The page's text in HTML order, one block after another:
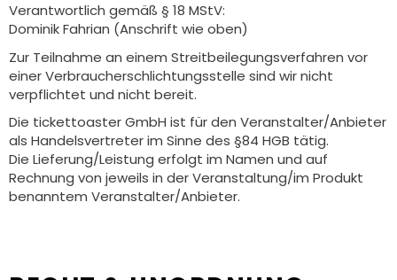
Verantwortlich gemäß § 18 MStV:
Dominik Fahrian (Anschrift wie oben)
Zur Teilnahme an einem Streitbeilegungsverfahren vor
einer Verbraucherschlichtungsstelle sind wir nicht
verpflichtet und nicht bereit.
Die tickettoaster GmbH ist für den Veranstalter/Anbieter
als Handelsvertreter im Sinne des §84 HGB tätig.
Die Lieferung/Leistung erfolgt im Namen und auf
Rechnung von jeweils in der Veranstaltung/im Produkt
benanntem Veranstalter/Anbieter.